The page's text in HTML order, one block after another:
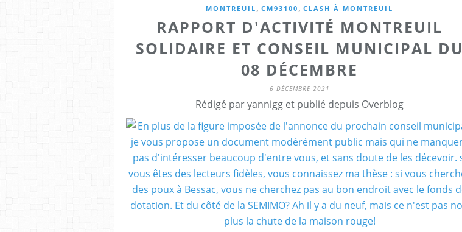
MONTREUIL , CM93100 , CLASH À MONTREUIL
RAPPORT D'ACTIVITÉ MONTREUIL
SOLIDAIRE ET CONSEIL MUNICIPAL DU
08 DÉCEMBRE
6 DÉCEMBRE 2021
Rédigé par yannigg et publié depuis Overblog